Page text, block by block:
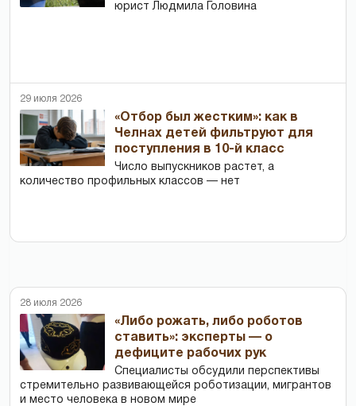
юрист Людмила Головина
29 июля 2026
«Отбор был жестким»: как в
Челнах детей фильтруют для
поступления в 10-й класс
Число выпускников растет, а
количество профильных классов — нет
28 июля 2026
«Либо рожать, либо роботов
ставить»: эксперты — о
дефиците рабочих рук
Специалисты обсудили перспективы
стремительно развивающейся роботизации, мигрантов
и место человека в новом мире